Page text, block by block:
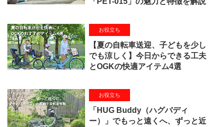
お役立ち
【夏の自転車送迎、子どもを少し
でも涼しく】今日からできる工夫
とOGKの快適アイテム4選
お役立ち
「HUG Buddy（ハグバディ
ー）」でもっと遠くへ、ずっと近